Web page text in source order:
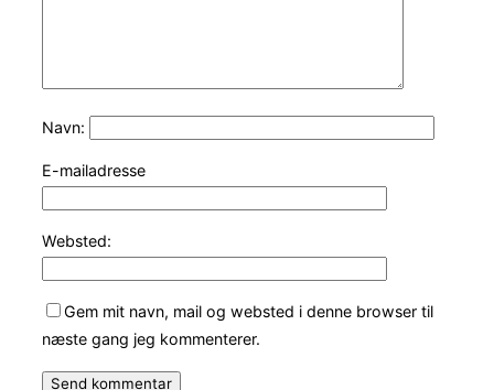
Navn:
E-mailadresse
Websted:
Gem mit navn, mail og websted i denne browser til
næste gang jeg kommenterer.